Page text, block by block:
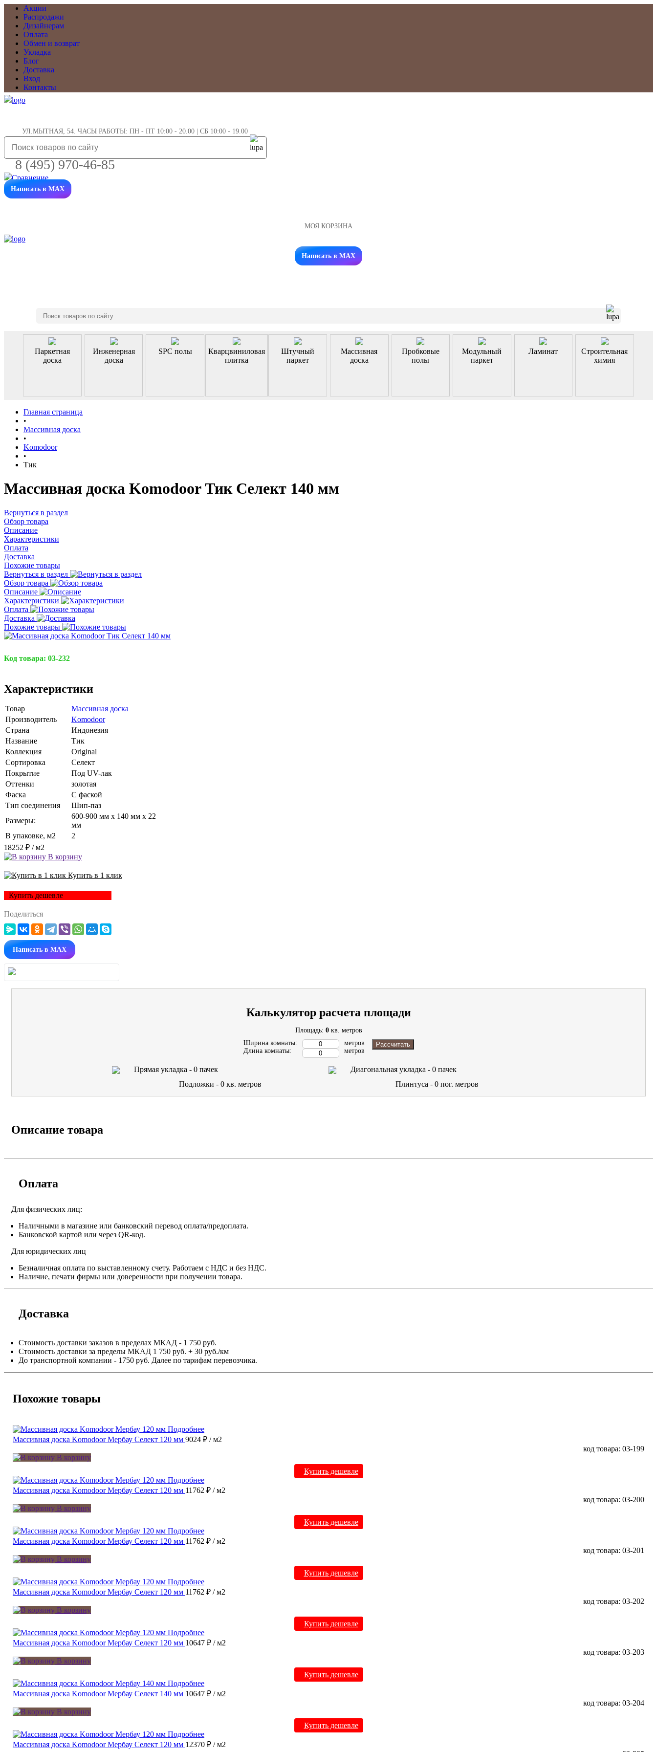
Акции
Распродажи
Дизайнерам
Оплата
Обмен и возврат
Укладка
Блог
Доставка
Вход
Контакты
УЛ.МЫТНАЯ, 54. ЧАСЫ РАБОТЫ: ПН - ПТ 10:00 - 20.00 | СБ 10:00 - 19.00
8 (495) 970-46-85
Написать в MAX
МОЯ КОРЗИНА
Заказать звонок
Написать в MAX
Паркетная
доска
Инженерная
доска
SPC полы
Кварцвиниловая
плитка
Штучный
паркет
Массивная
доска
Пробковые
полы
Модульный
паркет
Ламинат
Строительная
химия
Главная страница
•
Массивная доска
•
Komodoor
•
Тик
Массивная доска Komodoor Тик Селект 140 мм
Вернуться в раздел
Обзор товара
Описание
Характеристики
Оплата
Доставка
Похожие товары
Вернуться в раздел
Обзор товара
Описание
Характеристики
Оплата
Доставка
Похожие товары
Код товара: 03-232
Характеристики
Товар
Массивная доска
Производитель
Komodoor
Страна
Индонезия
Название
Тик
Коллекция
Original
Сортировка
Селект
Покрытие
Под UV-лак
Оттенки
золотая
Фаска
С фаской
Тип соединения
Шип-паз
Размеры:
600-900 мм x 140 мм x 22
мм
В упаковке, м2
2
18252 ₽ / м2
В корзину
Купить в 1 клик
Купить дешевле
Поделиться
Написать в MAX
Калькулятор расчета площади
Площадь: 0 кв. метров
Ширина комнаты:
Длина комнаты:
метров
метров
Рассчитать
Прямая укладка - 0 пачек Диагональная укладка - 0 пачек
Подложки - 0 кв. метров Плинтуса - 0 пог. метров
Описание товара
Оплата
Для физических лиц:
Наличными в магазине или банковский перевод оплата/предоплата.
Банковской картой или через QR-код.
Для юридических лиц
Безналичная оплата по выставленному счету. Работаем с НДС и без НДС.
Наличие, печати фирмы или доверенности при получении товара.
Доставка
Стоимость доставки заказов в пределах МКАД - 1 750 руб.
Стоимость доставки за пределы МКАД 1 750 руб. + 30 руб./км
До транспортной компании - 1750 руб. Далее по тарифам перевозчика.
Похожие товары
Подробнее
Массивная доска Komodoor Мербау Селект 120 мм 9024 ₽ / м2
код товара: 03-199
В корзину
Купить дешевле
Подробнее
Массивная доска Komodoor Мербау Селект 120 мм 11762 ₽ / м2
код товара: 03-200
В корзину
Купить дешевле
Подробнее
Массивная доска Komodoor Мербау Селект 120 мм 11762 ₽ / м2
код товара: 03-201
В корзину
Купить дешевле
Подробнее
Массивная доска Komodoor Мербау Селект 120 мм 11762 ₽ / м2
код товара: 03-202
В корзину
Купить дешевле
Подробнее
Массивная доска Komodoor Мербау Селект 120 мм 10647 ₽ / м2
код товара: 03-203
В корзину
Купить дешевле
Подробнее
Массивная доска Komodoor Мербау Селект 140 мм 10647 ₽ / м2
код товара: 03-204
В корзину
Купить дешевле
Подробнее
Массивная доска Komodoor Мербау Селект 120 мм 12370 ₽ / м2